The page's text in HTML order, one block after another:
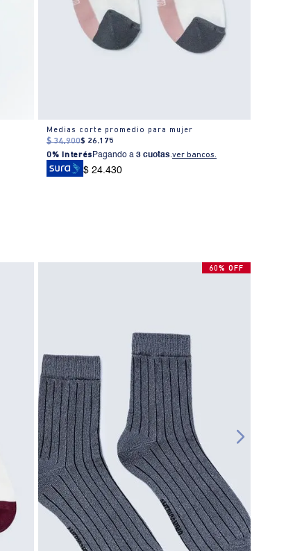
Medias corte promedio para mujer
$ 34.900$ 26.175
0% Interés Pagando a3 cuotas.ver bancos.
$ 24.430
60% OFF